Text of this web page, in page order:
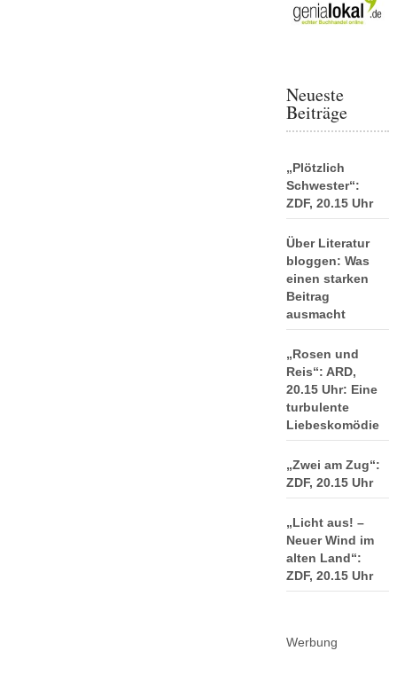
Neueste
Beiträge
„Plötzlich
Schwester“:
ZDF, 20.15 Uhr
Über Literatur
bloggen: Was
einen starken
Beitrag
ausmacht
„Rosen und
Reis“: ARD,
20.15 Uhr: Eine
turbulente
Liebeskomödie
„Zwei am Zug“:
ZDF, 20.15 Uhr
„Licht aus! –
Neuer Wind im
alten Land“:
ZDF, 20.15 Uhr
Werbung